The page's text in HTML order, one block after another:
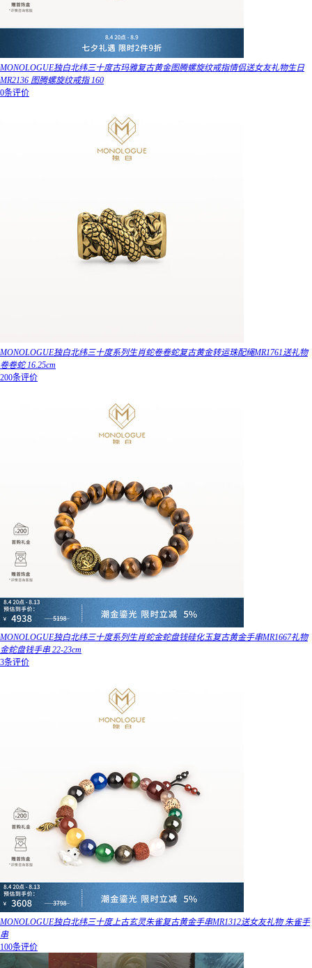
MONOLOGUE独白北纬三十度古玛雅复古黄金图腾螺旋纹戒指情侣送女友礼物生日
MR2136 图腾螺旋纹戒指 160
0条评价
MONOLOGUE独白北纬三十度系列生肖蛇卷卷蛇复古黄金转运珠配绳MR1761送礼物
卷卷蛇 16.25cm
200条评价
MONOLOGUE独白北纬三十度系列生肖蛇金蛇盘钱硅化玉复古黄金手串MR1667礼物
金蛇盘钱手串 22-23cm
3条评价
MONOLOGUE独白北纬三十度上古玄灵朱雀复古黄金手串MR1312送女友礼物 朱雀手
串
100条评价